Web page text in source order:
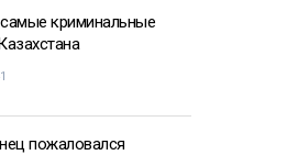
криминальные
пожаловался